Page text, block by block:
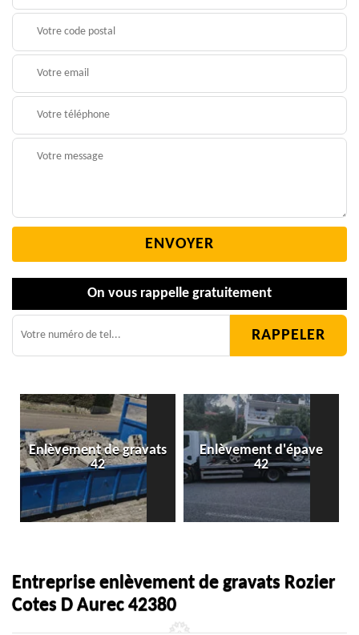
On vous rappelle gratuitement
Enlèvement de gravats
42
Enlèvement d'épave
42
Entreprise enlèvement de gravats Rozier
Cotes D Aurec 42380